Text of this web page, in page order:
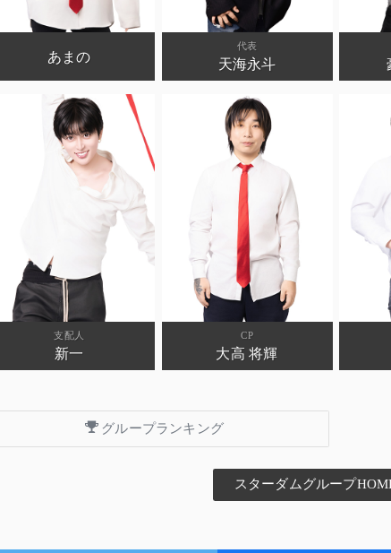
あまの
代表
天海永斗
支配人
新一
CP
大高 将輝
グループランキング
スターダムグループ